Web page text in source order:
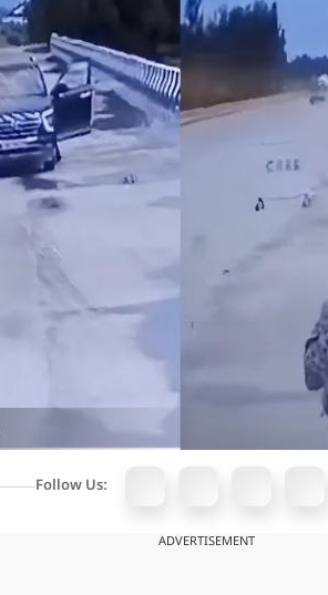
Follow Us:
ADVERTISEMENT